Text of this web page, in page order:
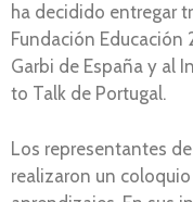
ha decidido entregar
Fundación Educación
Garbi de España y al
to Talk de Portugal.
Los representantes
realizaron un